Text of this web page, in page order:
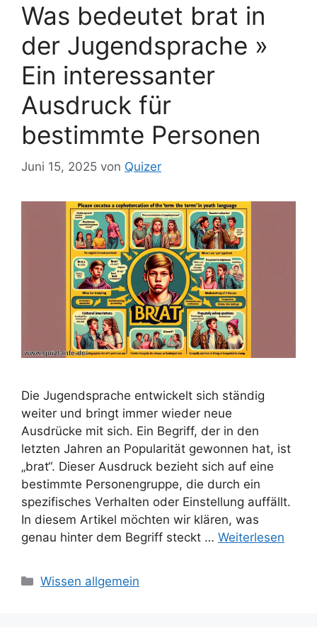
Was bedeutet brat in
der Jugendsprache »
Ein interessanter
Ausdruck für
bestimmte Personen
Juni 15, 2025 von Quizer
Die Jugendsprache entwickelt sich ständig
weiter und bringt immer wieder neue
Ausdrücke mit sich. Ein Begriff, der in den
letzten Jahren an Popularität gewonnen hat, ist
„brat“. Dieser Ausdruck bezieht sich auf eine
bestimmte Personengruppe, die durch ein
spezifisches Verhalten oder Einstellung auffällt.
In diesem Artikel möchten wir klären, was
genau hinter dem Begriff steckt … Weiterlesen
Kategorien
Wissen allgemein